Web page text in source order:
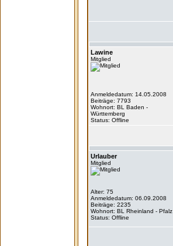
Lawine
Mitglied
Anmeldedatum: 14.05.2008
Beiträge: 7793
Wohnort: BL Baden -
Württemberg
Status: Offline
Urlauber
Mitglied
Alter: 75
Anmeldedatum: 06.09.2008
Beiträge: 2235
Wohnort: BL Rheinland - Pfalz
Status: Offline